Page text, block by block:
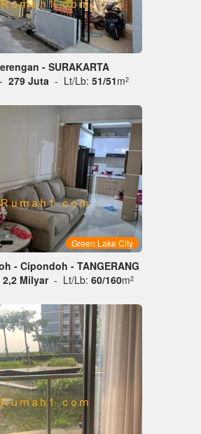
- SURAKARTA
- 279 Juta - Lt/Lb: 51/51m2
Green Lake City
- Cipondoh - TANGERANG
2,2 Milyar - Lt/Lb: 60/160m2